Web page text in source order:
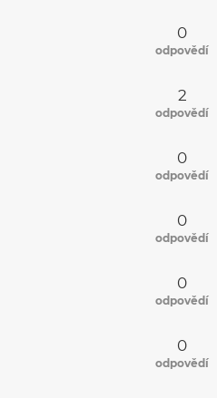
0
odpovědí
2
odpovědí
0
odpovědí
0
odpovědí
0
odpovědí
0
odpovědí